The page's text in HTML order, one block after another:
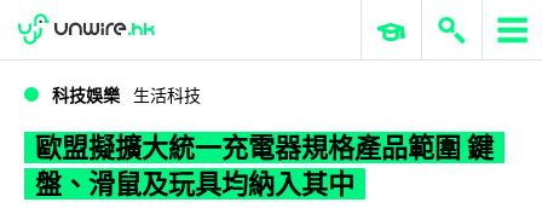
WWDC 2026 ERP 與商業 AI
科技娛樂 生活科技
歐盟擬擴大統一充電器規格產品範圍 鍵
盤、滑鼠及玩具均納入其中